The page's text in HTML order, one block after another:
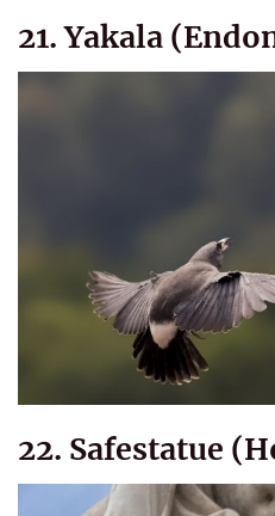
21. Yakala
22. Safestatue